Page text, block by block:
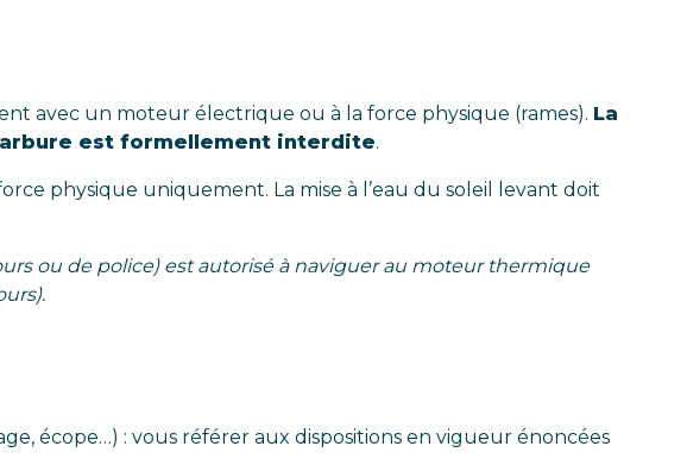
avec un moteur électrique ou à la force physique (rames). La
est formellement interdite.
physique uniquement. La mise à l’eau du soleil levant doit
ou de police) est autorisé à naviguer au moteur thermique
écope…) : vous référer aux dispositions en vigueur énoncées